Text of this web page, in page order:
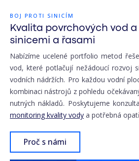
BOJ PROTI SINICÍM
Kvalita povrchových vod
sinicemi a řasami
Nabízíme ucelené portfolio metod
vod, které potlačují nežádoucí rozvoj
vodních nádržích. Pro každou vodní
kombinaci nástrojů z pohledu
nutných nákladů. Poskytujeme
monitoring kvality vody a potřebná
Proč s námi